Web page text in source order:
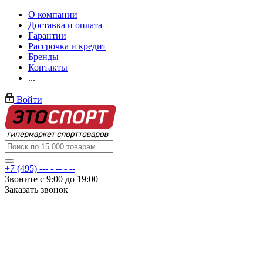
О компании
Доставка и оплата
Гарантии
Рассрочка и кредит
Бренды
Контакты
...
Войти
+7 (495) --- - -- - --
Звоните с 9:00 до 19:00
Заказать звонок